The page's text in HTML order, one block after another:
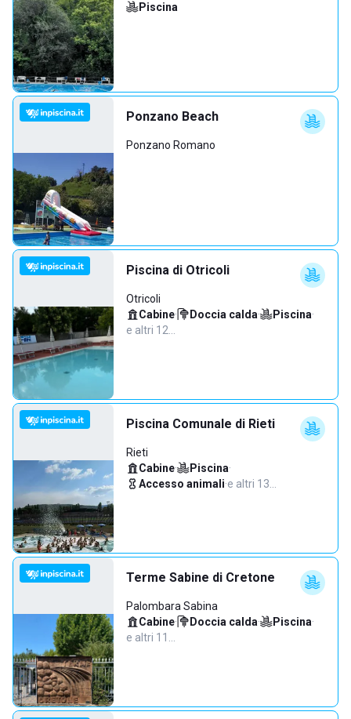
Piscina
Ponzano Beach
Ponzano Romano
Piscina di Otricoli
Otricoli
Cabine· Doccia calda· Piscina·
e altri 12…
Piscina Comunale di Rieti
Rieti
Cabine· Piscina·
Accesso animali·e altri 13…
Terme Sabine di Cretone
Palombara Sabina
Cabine· Doccia calda· Piscina·
e altri 11…